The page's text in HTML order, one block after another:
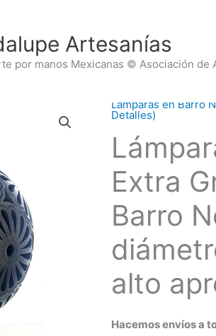
Artesanías
por manos Mexicanas © Asociación de
Lámparas en Barro
Detalles)
Extra
Barro
alto
Hacemos envíos a